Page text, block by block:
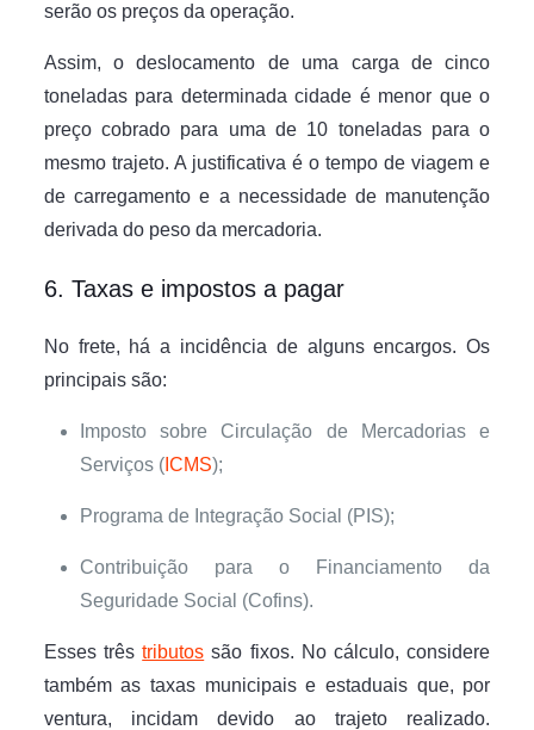
serão os preços da operação.
Assim, o deslocamento de uma carga de cinco
toneladas para determinada cidade é menor que o
preço cobrado para uma de 10 toneladas para o
mesmo trajeto. A justificativa é o tempo de viagem e
de carregamento e a necessidade de manutenção
derivada do peso da mercadoria.
6. Taxas e impostos a pagar
No frete, há a incidência de alguns encargos. Os
principais são:
Imposto sobre Circulação de Mercadorias e
Serviços (ICMS);
Programa de Integração Social (PIS);
Contribuição para o Financiamento da
Seguridade Social (Cofins).
Esses trêstributos são fixos. No cálculo, considere
também as taxas municipais e estaduais que, por
ventura, incidam devido ao trajeto realizado.